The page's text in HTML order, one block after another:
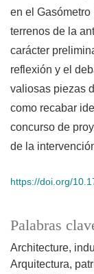
Palabras
Architecture
Arquitectura
en el
terrenos de la
carácter
reflexión y el
valiosas piezas
como recabar
concurso de
de la
https://doi.org/